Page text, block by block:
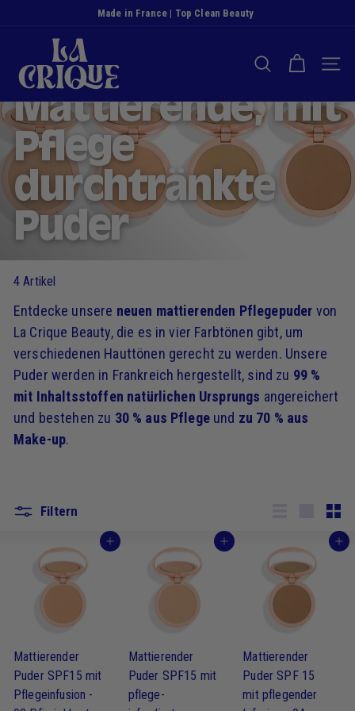
Made in France | Top Clean Beauty
e
B
u
h
t
SUCHE NACH
Startseite / Sammlungen
Mattierende, mit
Pflege
durchtränkte
Puder
4 Artikel
Entdecke unsere neuen mattierenden Pflegepuder von
La Crique Beauty, die es in vier Farbtönen gibt, um
verschiedenen Hauttönen gerecht zu werden. Unsere
Puder werden in Frankreich hergestellt, sind zu 99 %
mit Inhaltsstoffen natürlichen Ursprungs angereichert
und bestehen zu 30 % aus Pflege und zu 70 % aus
Make-up.
Filtern
Ich kaufe
Mattierender
Puder SPF15 mit
Pflegeinfusion -
Ich kaufe
Mattierender
Puder SPF15 mit
pflege-
Ich kaufe
Mattierender
Puder SPF 15
mit pflegender